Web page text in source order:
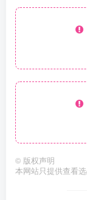
© 版权声明
本网站只提供查看